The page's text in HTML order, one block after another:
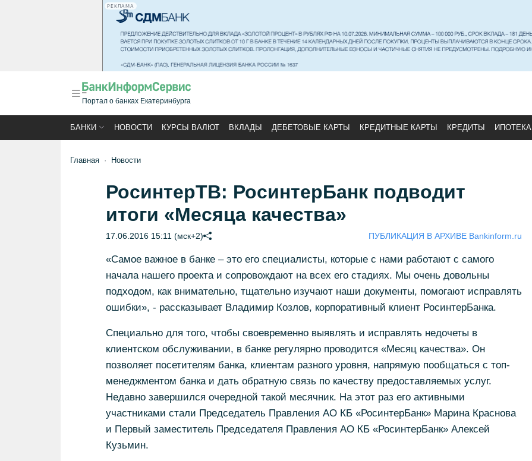
РЕКЛАМА
Портал о банках Екатеринбурга
БАНКИ НОВОСТИ КУРСЫ ВАЛЮТ ВКЛАДЫ ДЕБЕТОВЫЕ КАРТЫ КРЕДИТНЫЕ КАРТЫ КРЕДИТЫ ИПОТЕКА
Главная Новости
РосинтерТВ: РосинтерБанк подводит
итоги «Месяца качества»
17.06.2016 15:11 (мск+2) ПУБЛИКАЦИЯ В АРХИВЕ Bankinform.ru
«Самое важное в банке – это его специалисты, которые с нами работают с самого
начала нашего проекта и сопровождают на всех его стадиях. Мы очень довольны
подходом, как внимательно, тщательно изучают наши документы, помогают исправлять
ошибки», - рассказывает Владимир Козлов, корпоративный клиент РосинтерБанка.
Специально для того, чтобы своевременно выявлять и исправлять недочеты в
клиентском обслуживании, в банке регулярно проводится «Месяц качества». Он
позволяет посетителям банка, клиентам разного уровня, напрямую пообщаться с топ-
менеджментом банка и дать обратную связь по качеству предоставляемых услуг.
Недавно завершился очередной такой месячник. На этот раз его активными
участниками стали Председатель Правления АО КБ «РосинтерБанк» Марина Краснова
и Первый заместитель Председателя Правления АО КБ «РосинтерБанк» Алексей
Кузьмин.